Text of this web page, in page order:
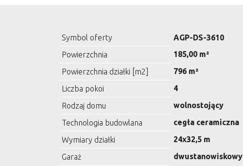
Symbol oferty
AGP-DS-3610
Powierzchnia
185,00 m²
Powierzchnia działki [m2]
796 m²
Liczba pokoi
4
Rodzaj domu
wolnostojący
Technologia budowlana
cegła ceramiczna
Wymiary działki
24x32,5 m
Garaż
dwustanowiskowy